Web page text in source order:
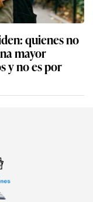
quienes no
mayor
y no es por